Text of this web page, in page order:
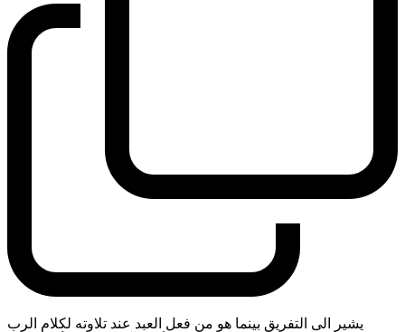
يشير الى التفريق بينما هو من فعل العبد عند تلاوته لكلام الرب